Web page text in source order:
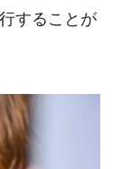
することが